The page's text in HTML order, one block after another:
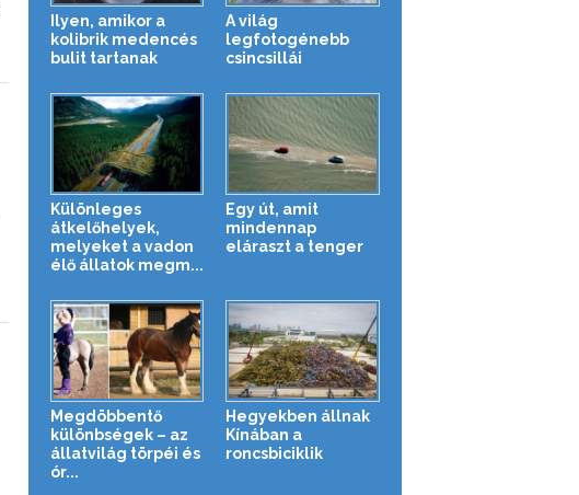
Ilyen, amikor a
kolibrik medencés
bulit tartanak
A világ
legfotogénebb
csincsillái
Különleges
átkelőhelyek,
melyeket a vadon
élő állatok megm...
Egy út, amit
mindennap
eláraszt a tenger
Megdöbbentő
különbségek – az
állatvilág törpéi és
ór...
Hegyekben állnak
Kínában a
roncsbiciklik